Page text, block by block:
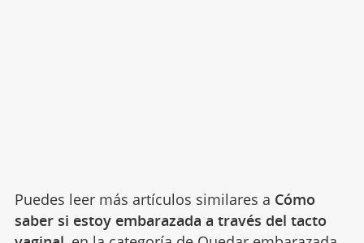
Puedes leer más artículos similares a Cómo
saber si estoy embarazada a través del tacto